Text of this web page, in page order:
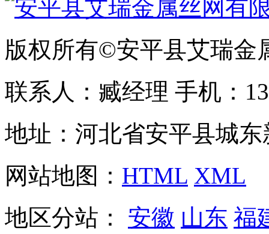
版权所有©安平县艾瑞金
联系人：臧经理 手机：
地址：河北省安平县城
网站地图： HTML XML
地区分站： 安徽 山东 福